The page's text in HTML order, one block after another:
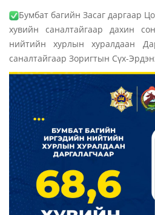
Бумбат багийн Засаг даргаар
хувийн саналтайгаар дахин
нийтийн хурлын хуралдаан
саналтайгаар Зоригтын Сүх-